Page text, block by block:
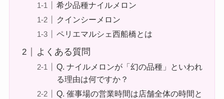
希少品種ナイルメロン
クインシーメロン
ペリエマルシェ西船橋とは
よくある質問
Q. ナイルメロンが「幻の品種」といわれ
る理由は何ですか？
Q. 催事場の営業時間は店舗全体の時間と